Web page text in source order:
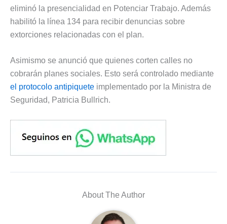
eliminó la presencialidad en Potenciar Trabajo. Además
habilitó la línea 134 para recibir denuncias sobre
extorciones relacionadas con el plan.
Asimismo se anunció que quienes corten calles no
cobrarán planes sociales. Esto será controlado mediante
el protocolo antipiquete implementado por la Ministra de
Seguridad, Patricia Bullrich.
About The Author